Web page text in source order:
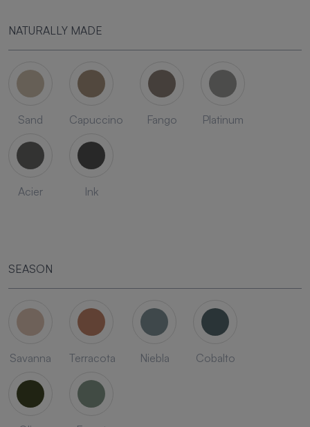
NATURALLY MADE
Sand Capuccino Fango Platinum
Acier Ink
SEASON
Savanna Terracota Niebla Cobalto